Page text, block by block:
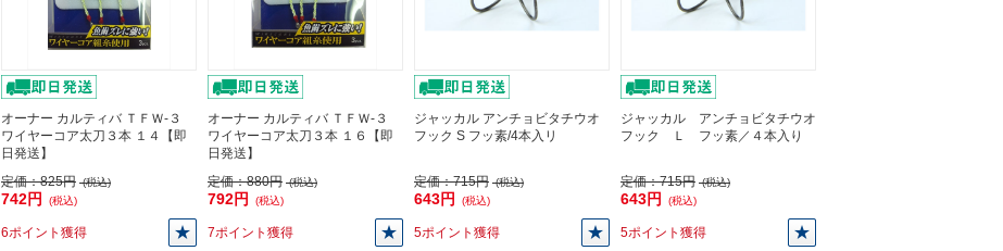
オーナー カルティバ ＴＦＷ-３
ワイヤーコア太刀３本 １４【即
日発送】
定価：825円 (税込)
742円 (税込)
6ポイント獲得
オーナー カルティバ ＴＦＷ-３
ワイヤーコア太刀３本 １６【即
日発送】
定価：880円 (税込)
792円 (税込)
7ポイント獲得
ジャッカル アンチョビタチウオ
フック S フッ素/4本入リ
定価：715円 (税込)
643円 (税込)
5ポイント獲得
ジャッカル アンチョビタチウオ
フック Ｌ フッ素／４本入り
定価：715円 (税込)
643円 (税込)
5ポイント獲得